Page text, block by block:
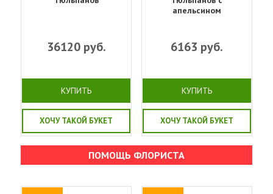
36120руб.
КУПИТЬ
ХОЧУ ТАКОЙ БУКЕТ
апельсином
6163 руб.
КУПИТЬ
ХОЧУ ТАКОЙ БУКЕТ
ПОМОЩЬ ФЛОРИСТА